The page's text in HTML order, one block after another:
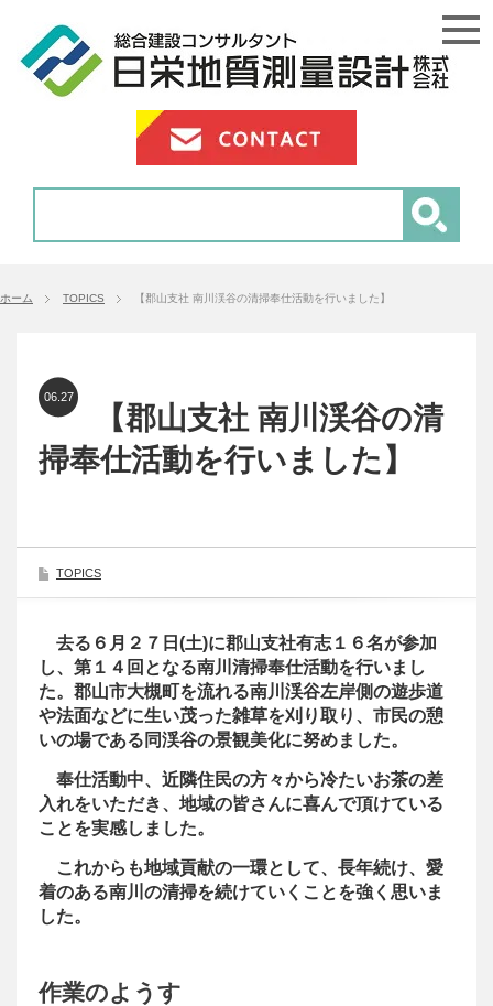
ホーム TOPICS 【郡山支社 南川渓谷の清掃奉仕活動を行いました】
06.27
【郡山支社 南川渓谷の清
掃奉仕活動を行いました】
TOPICS
去る６月２７日(土)に郡山支社有志１６名が参加
し、第１４回となる南川清掃奉仕活動を行いまし
た。郡山市大槻町を流れる南川渓谷左岸側の遊歩道
や法面などに生い茂った雑草を刈り取り、市民の憩
いの場である同渓谷の景観美化に努めました。
奉仕活動中、近隣住民の方々から冷たいお茶の差
入れをいただき、地域の皆さんに喜んで頂けている
ことを実感しました。
これからも地域貢献の一環として、長年続け、愛
着のある南川の清掃を続けていくことを強く思いま
した。
作業のようす